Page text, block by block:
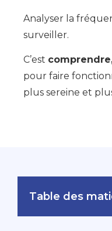
Analyser la
surveiller.
C’est
pour faire
plus sereine et
Table des